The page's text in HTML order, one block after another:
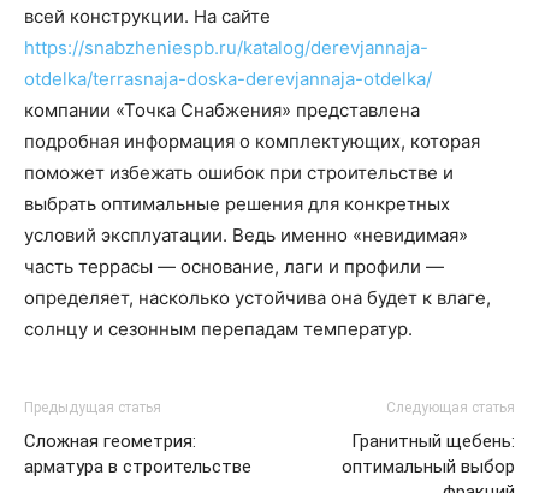
всей конструкции. На сайте
https://snabzheniespb.ru/katalog/derevjannaja-
otdelka/terrasnaja-doska-derevjannaja-otdelka/
компании «Точка Снабжения» представлена
подробная информация о комплектующих, которая
поможет избежать ошибок при строительстве и
выбрать оптимальные решения для конкретных
условий эксплуатации. Ведь именно «невидимая»
часть террасы — основание, лаги и профили —
определяет, насколько устойчива она будет к влаге,
солнцу и сезонным перепадам температур.
Предыдущая статья
Сложная геометрия:
арматура в строительстве
Следующая статья
Гранитный щебень:
оптимальный выбор